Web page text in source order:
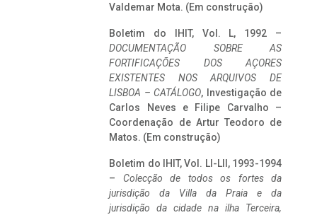
Valdemar Mota. (Em construção)
Boletim do IHIT, Vol. L, 1992 –
DOCUMENTAÇÃO SOBRE AS
FORTIFICAÇÕES DOS AÇORES
EXISTENTES NOS ARQUIVOS DE
LISBOA – CATÁLOGO, Investigação de
Carlos Neves e Filipe Carvalho –
Coordenação de Artur Teodoro de
Matos. (Em construção)
Boletim do IHIT, Vol. LI-LII, 1993-1994
– Colecção de todos os fortes da
jurisdição da Villa da Praia e da
jurisdição da cidade na ilha Terceira,